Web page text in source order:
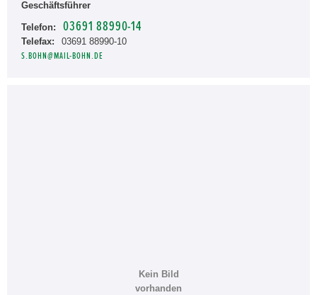
Geschäftsführer
Telefon: 03691 88990-14
Telefax: 03691 88990-10
S.BOHN@MAIL-BOHN.DE
Kein Bild
vorhanden